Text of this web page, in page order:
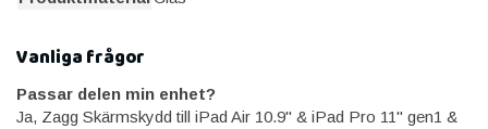
Vanliga frågor
Passar delen min enhet?
Ja, Zagg Skärmskydd till iPad Air 10.9" & iPad Pro 11" gen1 &